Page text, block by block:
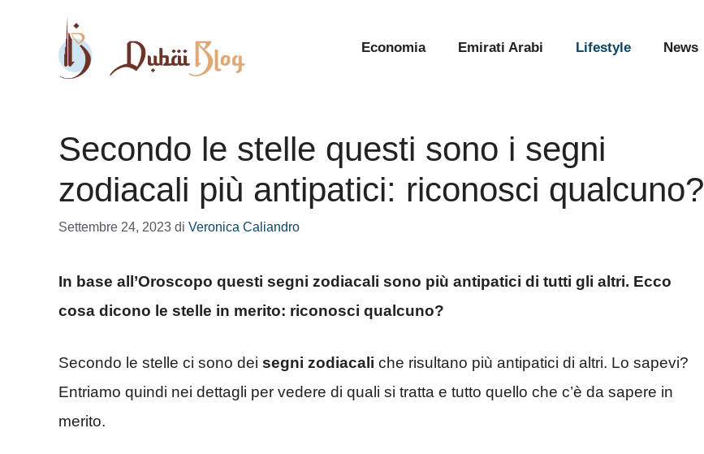
contenuto
Economia Emirati Arabi Lifestyle News
Secondo le stelle questi sono i segni
zodiacali più antipatici: riconosci qualcuno?
Settembre 24, 2023 di Veronica Caliandro
In base all’Oroscopo questi segni zodiacali sono più antipatici di tutti gli altri. Ecco
cosa dicono le stelle in merito: riconosci qualcuno?
Secondo le stelle ci sono dei segni zodiacali che risultano più antipatici di altri. Lo sapevi?
Entriamo quindi nei dettagli per vedere di quali si tratta e tutto quello che c’è da sapere in
merito.